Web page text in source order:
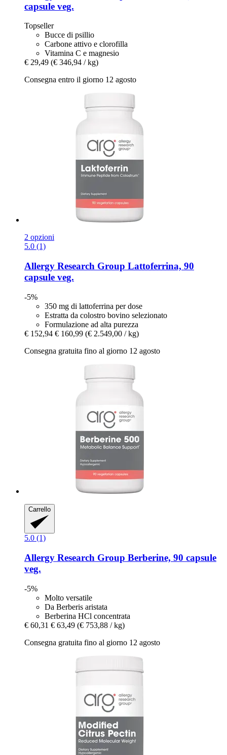
capsule veg.
Topseller
Bucce di psillio
Carbone attivo e clorofilla
Vitamina C e magnesio
€ 29,49 (€ 346,94 / kg)
Consegna entro il giorno 12 agosto
2 opzioni
5.0 (1)
Allergy Research Group Lattoferrina, 90
capsule veg.
-5%
350 mg di lattoferrina per dose
Estratta da colostro bovino selezionato
Formulazione ad alta purezza
€ 152,94 € 160,99 (€ 2.549,00 / kg)
Consegna gratuita fino al giorno 12 agosto
Carrello
5.0 (1)
Allergy Research Group Berberine, 90 capsule
veg.
-5%
Molto versatile
Da Berberis aristata
Berberina HCl concentrata
€ 60,31 € 63,49 (€ 753,88 / kg)
Consegna gratuita fino al giorno 12 agosto